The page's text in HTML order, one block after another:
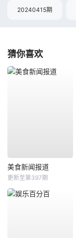
20240415期
猜你喜欢
美食新闻报道
更新至第397期